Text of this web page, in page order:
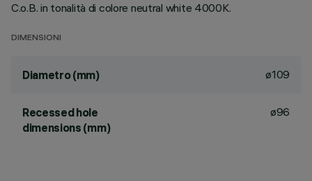
C.o.B. in tonalità di colore neutral white 4000K.
DIMENSIONI
Diametro (mm) ø109
Recessed hole
dimensions (mm)
ø96